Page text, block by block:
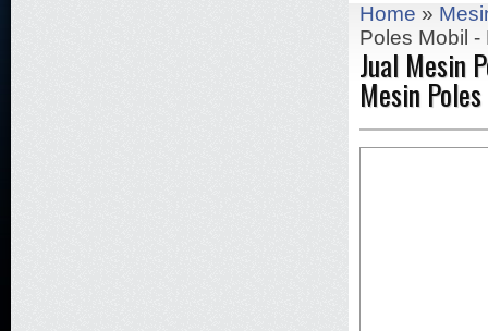
Home »
Poles Mobil
Jual Mesin
Mesin